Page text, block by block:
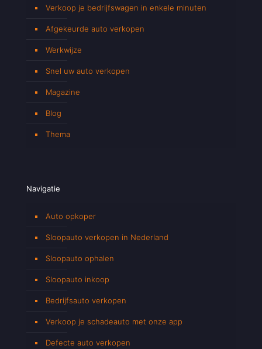
Verkoop je bedrijfswagen in enkele minuten
Afgekeurde auto verkopen
Werkwijze
Snel uw auto verkopen
Magazine
Blog
Thema
Navigatie
Auto opkoper
Sloopauto verkopen in Nederland
Sloopauto ophalen
Sloopauto inkoop
Bedrijfsauto verkopen
Verkoop je schadeauto met onze app
Defecte auto verkopen